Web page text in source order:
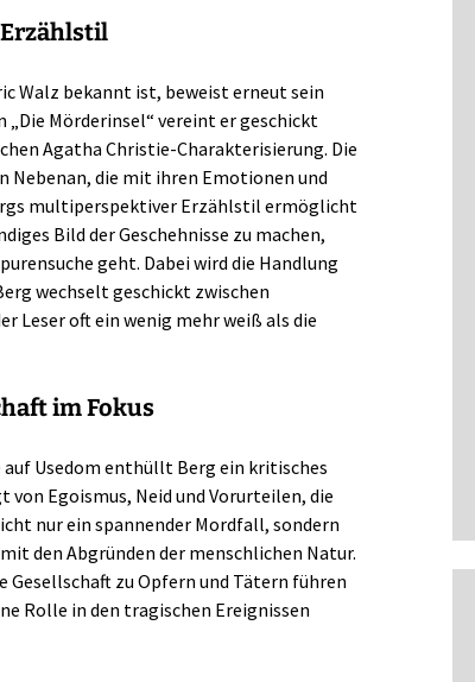
Walz bekannt ist, beweist erneut sein
Mörderinsel“ vereint er geschickt
Agatha Christie-Charakterisierung. Die
Nebenan, die mit ihren Emotionen und
multiperspektiver Erzählstil ermöglicht
Bild der Geschehnisse zu machen,
geht. Dabei wird die Handlung
wechselt geschickt zwischen
Leser oft ein wenig mehr weiß als die
im Fokus
Usedom enthüllt Berg ein kritisches
von Egoismus, Neid und Vorurteilen, die
nur ein spannender Mordfall, sondern
den Abgründen der menschlichen Natur.
Gesellschaft zu Opfern und Tätern führen
Rolle in den tragischen Ereignissen